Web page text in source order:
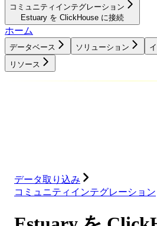
コミュニティインテグレーション
Estuary を ClickHouse に接続
ホーム
データベース ソリューション
リソース
データ取り込み
コミュニティインテグレーション